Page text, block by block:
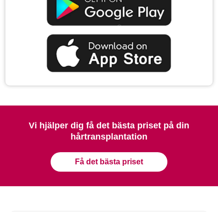
Vi hjälper dig få det bästa priset på din
hårtransplantation
Få det bästa priset